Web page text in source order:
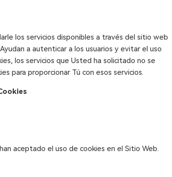
los servicios disponibles a través del sitio web
a autenticar a los usuarios y evitar el uso
los servicios que Usted ha solicitado no se
para proporcionar Tú con esos servicios.
aceptado el uso de cookies en el Sitio Web.